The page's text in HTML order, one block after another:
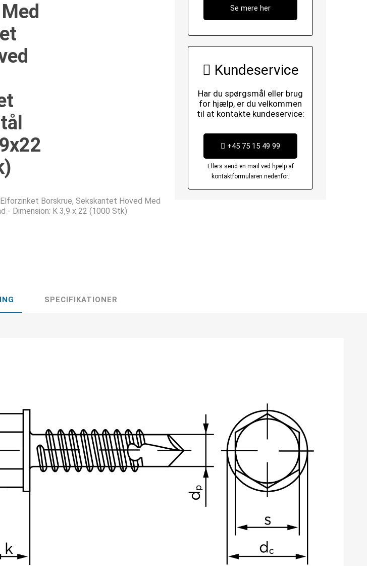
Borskrue, Sekskantet Hoved Med
- Dimension: K 3,9 x 22 (1000 Stk)
Se mere her
Kundeservice
Har du spørgsmål eller brug
for hjælp, er du velkommen
til at kontakte kundeservice:
+45 75 15 49 99
Ellers send en mail ved hjælp af
kontaktformularen nedenfor.
SPECIFIKATIONER